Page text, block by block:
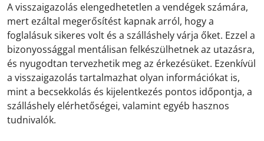
A visszaigazolás elengedhetetlen a vendégek számára,
mert ezáltal megerősítést kapnak arról, hogy a
foglalásuk sikeres volt és a szálláshely várja őket. Ezzel a
bizonyossággal mentálisan felkészülhetnek az utazásra,
és nyugodtan tervezhetik meg az érkezésüket. Ezenkívül
a visszaigazolás tartalmazhat olyan információkat is,
mint a becsekkolás és kijelentkezés pontos időpontja, a
szálláshely elérhetőségei, valamint egyéb hasznos
tudnivalók.